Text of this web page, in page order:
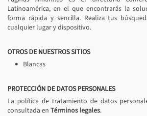
Latinoamérica, en el que encontrarás la
forma rápida y sencilla. Realiza tus
cualquier lugar y dispositivo.
OTROS DE NUESTROS SITIOS
Blancas
PROTECCIÓN DE DATOS PERSONALES
La política de tratamiento de datos
consultada en Términos legales.